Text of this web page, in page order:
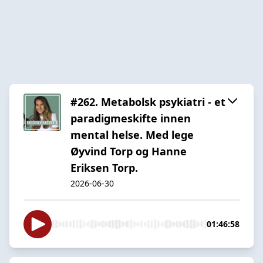
#262. Metabolsk psykiatri - et
paradigmeskifte innen
mental helse. Med lege
Øyvind Torp og Hanne
Eriksen Torp.
2026-06-30
01:46:58